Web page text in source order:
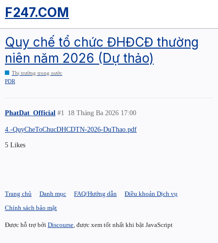
F247.COM
Quy chế tổ chức ĐHĐCĐ thường
niên năm 2026 (Dự thảo)
Thị trường trong nước
PDR
PhatDat_Official 18 Tháng Ba 2026 17:00
#1
4.-QuyCheToChucDHCDTN-2026-DuThao.pdf
5 Likes
Trang chủ Danh mục FAQ/Hướng dẫn
Điều khoản Dịch vụ
Chính sách bảo mật
Được hỗ trợ bởi Discourse, được xem tốt nhất khi bật JavaScript